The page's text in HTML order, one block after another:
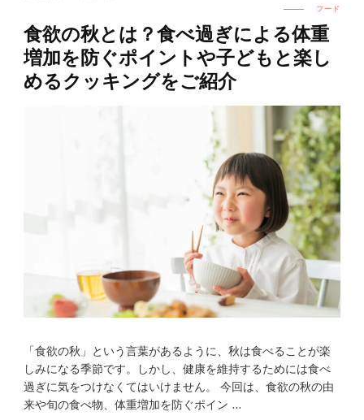
フード
食欲の秋とは？食べ過ぎによる体重
増加を防ぐポイントや子どもと楽し
めるクッキングをご紹介
「食欲の秋」という言葉があるように、秋は食べることが楽
しみになる季節です。しかし、健康を維持するためには食べ
過ぎに気をつけなくてはいけません。 今回は、食欲の秋の由
来や旬の食べ物、体重増加を防ぐポイン …